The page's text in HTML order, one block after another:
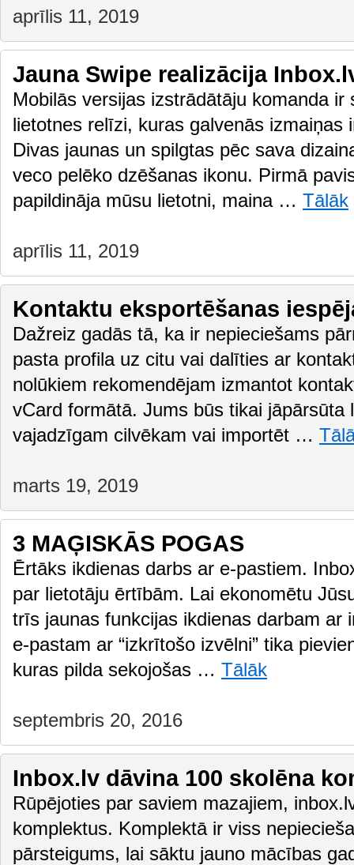
aprīlis 11, 2019
Jauna Swipe realizācija
Mobilās versijas izstrādātāju komanda ir
lietotnes relīzi, kuras galvenās izmaiņas
Divas jaunas un spilgtas pēc sava
veco pelēko dzēšanas ikonu. Pirmā
papildināja mūsu lietotni, maina … Tālāk
aprīlis 11, 2019
Kontaktu eksportēšanas
Dažreiz gadās tā, ka ir nepieciešams
pasta profila uz citu vai dalīties ar
nolūkiem rekomendējam izmantot
vCard formātā. Jums būs tikai jāpārsūta
vajadzīgam cilvēkam vai importēt …
marts 19, 2019
3 MAĢISKĀS POGAS
Ērtāks ikdienas darbs ar e-pastiem.
par lietotāju ērtībām. Lai ekonomētu
trīs jaunas funkcijas ikdienas darbam ar
e-pastam ar “izkrītošo izvēlni” tika
kuras pilda sekojošas … Tālāk
septembris 20, 2016
Inbox.lv dāvina 100 skolēna
Rūpējoties par saviem mazajiem,
komplektus. Komplektā ir viss
pārsteigums, lai sāktu jauno mācības